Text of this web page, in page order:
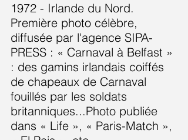
1972 - Irlande du Nord.
Première photo célèbre,
diffusée par l'agence SIPA-
PRESS : « Carnaval à Belfast »
: des gamins irlandais coiffés
de chapeaux de Carnaval
fouillés par les soldats
britanniques...Photo publiée
dans « Life », « Paris-Match »,